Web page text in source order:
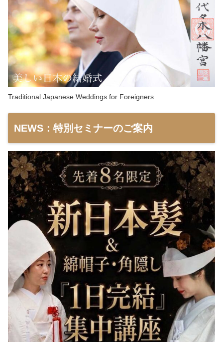
Traditional Japanese Weddings for Foreigners
NEWS：特別セミナーのご案内